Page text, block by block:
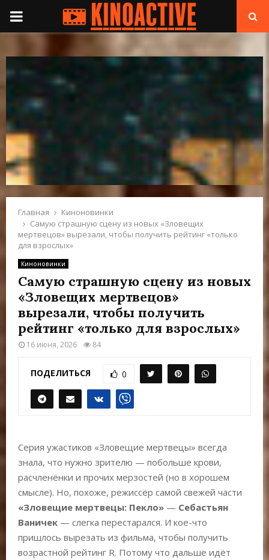
П
Р
В
И
Ч
Н
О
М
Главная
Киноновинки
Самую страшную сцену из новых «Зловещих
мертвецов» вырезали, чтобы получить рейтинг «только
для взрослых»
Киноновинки
Самую страшную сцену из новых
«Зловещих мертвецов»
вырезали, чтобы получить
рейтинг «только для взрослых»
16 июня, 2026 84
ПОДЕЛИТЬСЯ 0
Серия ужастиков «Зловещие мертвецы» всегда
знала, что нужно зрителю — побольше крови,
расчленёнки и прочих мерзостей (но в хорошем
смысле). Но, похоже, режиссёр самой свежей части
«Зловещие мертвецы: Пекло» — Себастьян
Ваничек — слегка перестарался. И кое-что
пришлось вырезать из фильма, чтобы получить
возрастной рейтинг R. Потому что дальше идёт